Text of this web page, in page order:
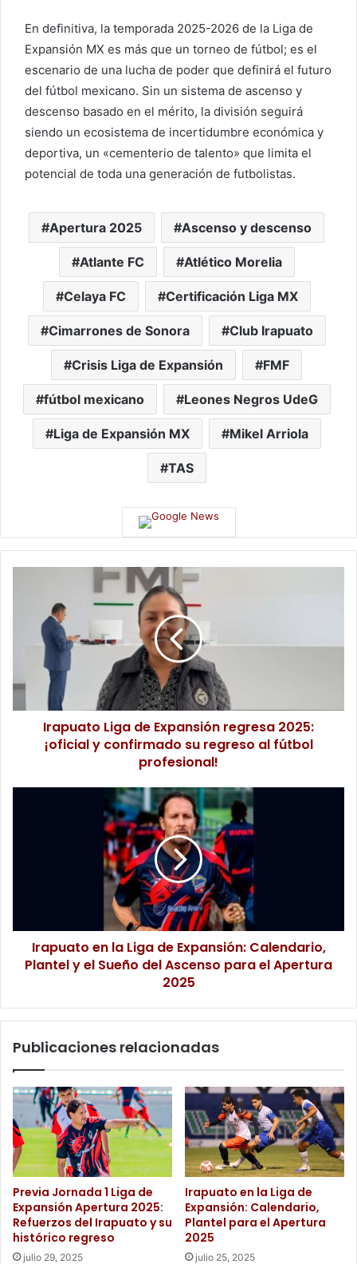
En definitiva, la temporada 2025-2026 de la Liga de
Expansión MX es más que un torneo de fútbol; es el
escenario de una lucha de poder que definirá el futuro
del fútbol mexicano. Sin un sistema de ascenso y
descenso basado en el mérito, la división seguirá
siendo un ecosistema de incertidumbre económica y
deportiva, un «cementerio de talento» que limita el
potencial de toda una generación de futbolistas.
Apertura 2025 Ascenso y descenso
Atlante FC Atlético Morelia
Celaya FC Certificación Liga MX
Cimarrones de Sonora Club Irapuato
Crisis Liga de Expansión FMF
fútbol mexicano Leones Negros UdeG
Liga de Expansión MX Mikel Arriola
TAS
Irapuato Liga de Expansión regresa 2025:
¡oficial y confirmado su regreso al fútbol
profesional!
Irapuato en la Liga de Expansión: Calendario,
Plantel y el Sueño del Ascenso para el Apertura
2025
Publicaciones relacionadas
Previa Jornada 1 Liga de
Expansión Apertura 2025:
Refuerzos del Irapuato y su
histórico regreso
julio 29, 2025
Irapuato en la Liga de
Expansión: Calendario,
Plantel para el Apertura
2025
julio 25, 2025